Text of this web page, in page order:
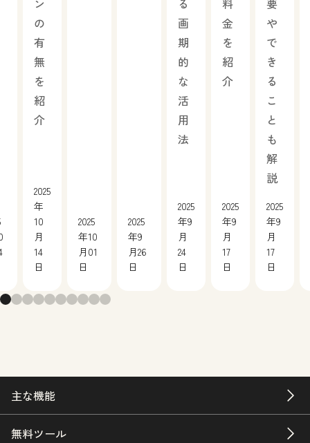
の
有
無
を
紹
介
2025
年
10
月
14
日
2025
年10
月01
日
2025
年9
月26
日
画
期
的
な
活
用
法
2025
年9
月
24
日
金
を
紹
介
2025
年9
月
17
日
や
で
き
る
こ
と
も
解
説
2025
年9
月
17
日
主な機能
無料ツール